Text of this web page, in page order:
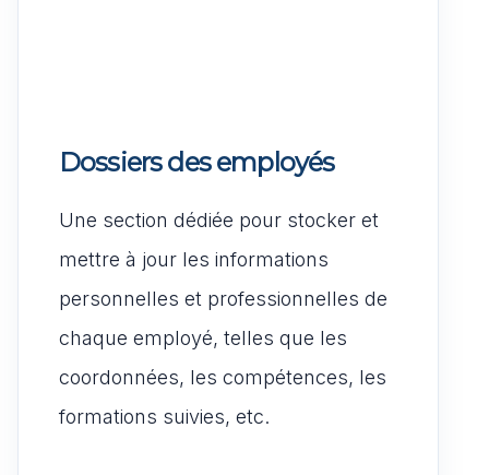
Dossiers des employés
Une section dédiée pour stocker et
mettre à jour les informations
personnelles et professionnelles de
chaque employé, telles que les
coordonnées, les compétences, les
formations suivies, etc.